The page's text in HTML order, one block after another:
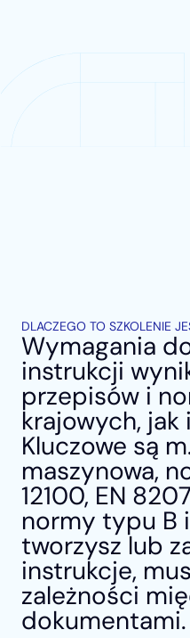
DLACZEGO TO SZKOLENIE
Wymagania
instrukcji
przepisów i
krajowych, jak
Kluczowe są
maszynowa,
12100, EN
normy typu B
tworzysz lub
instrukcje,
zależności
dokumentami.